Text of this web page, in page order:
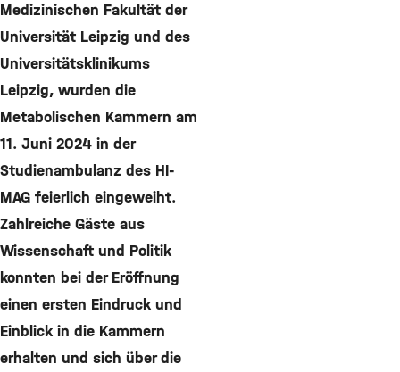
Medizinischen Fakultät der
Universität Leipzig und des
Universitätsklinikums
Leipzig, wurden die
Metabolischen Kammern am
11. Juni 2024 in der
Studienambulanz des HI-
MAG feierlich eingeweiht.
Zahlreiche Gäste aus
Wissenschaft und Politik
konnten bei der Eröffnung
einen ersten Eindruck und
Einblick in die Kammern
erhalten und sich über die